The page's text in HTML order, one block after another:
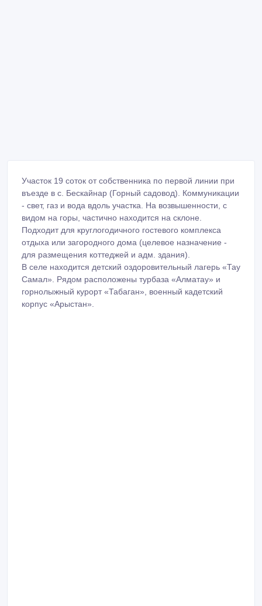
- свет, газ и вода вдоль участка. На возвышенности, с
видом на горы, частично находится на склоне.
Подходит для круглогодичного гостевого комплекса
отдыха или загородного дома (целевое назначение -
для размещения коттеджей и адм. здания).
В селе находится детский оздоровительный лагерь «Тау
Самал». Рядом расположены турбаза «Алматау» и
горнолыжный курорт «Табаган», военный кадетский
корпус «Арыстан».